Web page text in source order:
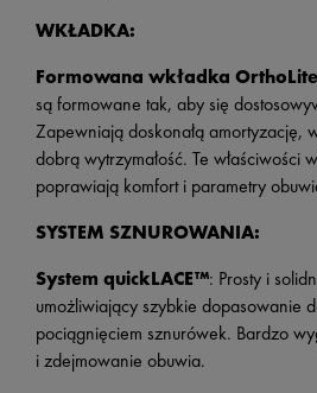
WKŁADKA:
Formowana wkładka
są formowane tak, aby się
Zapewniają doskonałą amortyzację,
dobrą wytrzymałość. Te właściwości
poprawiają komfort i parametry
SYSTEM SZNUROWANIA:
System quickLACE™: Prosty i
umożliwiający szybkie dopasowanie
pociągnięciem sznurówek. Bardzo
i zdejmowanie obuwia.